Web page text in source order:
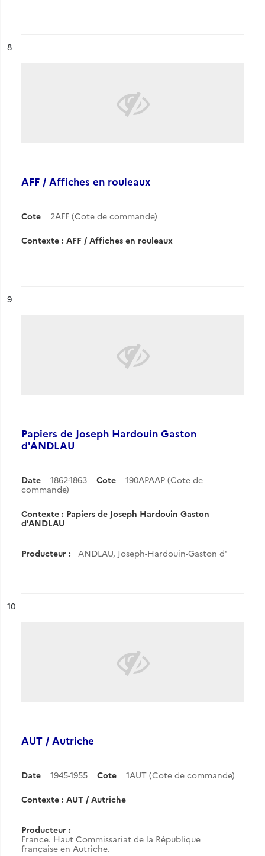
n°
8
AFF / Affiches en rouleaux
Cote 2AFF (Cote de commande)
Contexte : AFF / Affiches en rouleaux
n°
9
Papiers de Joseph Hardouin Gaston
d'ANDLAU
Date 1862-1863 Cote
190APAAP (Cote de
commande)
Contexte : Papiers de Joseph Hardouin Gaston
d'ANDLAU
Producteur : ANDLAU, Joseph-Hardouin-Gaston d'
n°
10
AUT / Autriche
Date 1945-1955 Cote 1AUT (Cote de commande)
Contexte : AUT / Autriche
Producteur :
France. Haut Commissariat de la République
française en Autriche.